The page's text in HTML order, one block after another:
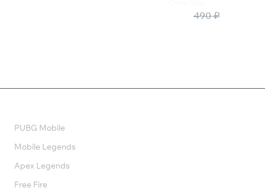
490 ₽
PUBG Mobile
Mobile Legends
Apex Legends
Free Fire